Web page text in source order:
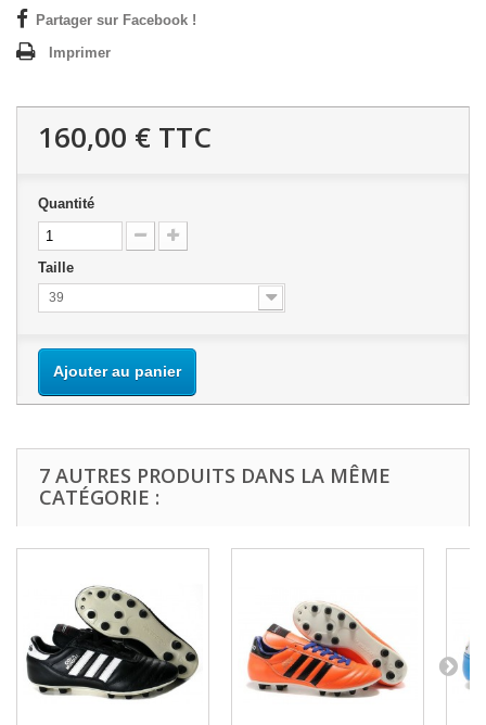
Partager sur Facebook !
Imprimer
160,00 € TTC
Quantité
Taille
39
Ajouter au panier
7 AUTRES PRODUITS DANS LA MÊME
CATÉGORIE :